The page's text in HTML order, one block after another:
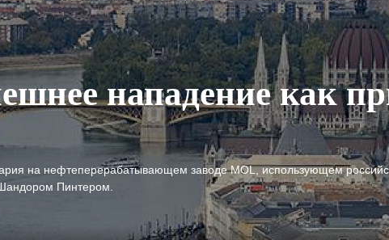
нападение как
на нефтеперерабатывающем заводе MOL, использующем
Пинтером.